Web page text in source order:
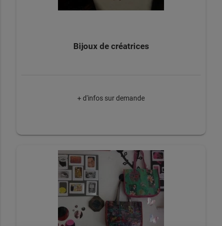
Bijoux de créatrices
+ d'infos sur demande